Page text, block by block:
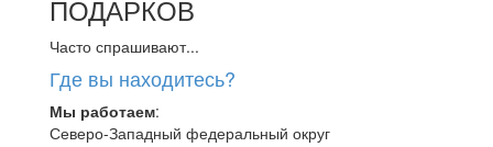
ПОДАРКОВ
Часто спрашивают...
Где вы находитесь?
Мы работаем:
Северо-Западный федеральный округ